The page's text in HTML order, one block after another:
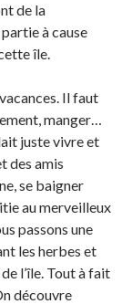
de la
à cause
île.
Il faut
manger…
juste vivre et
des amis
se baigner
au merveilleux
passons une
les herbes et
l’île. Tout à fait
découvre